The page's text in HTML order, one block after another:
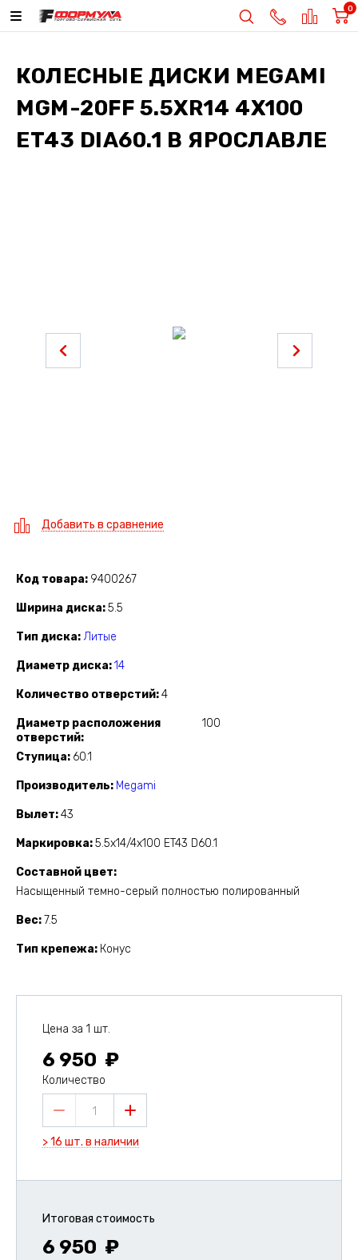
0
КОЛЕСНЫЕ ДИСКИ MEGAMI
MGM-20FF 5.5XR14 4X100
ET43 DIA60.1 В ЯРОСЛАВЛЕ
Добавить в сравнение
Код товара 9400267
Ширина диска 5.5
Тип диска Литые
Диаметр диска 14
Количество отверстий 4
Диаметр расположения
отверстий
100
Ступица 60.1
Производитель Megami
Вылет 43
Маркировка 5.5x14/4x100 ET43 D60.1
Составной цвет
Насыщенный темно-серый полностью полированный
Вес 7.5
Тип крепежа Конус
Цена за 1 шт.
6 950
Количество
1
> 16 шт. в наличии
Итоговая стоимость
6 950